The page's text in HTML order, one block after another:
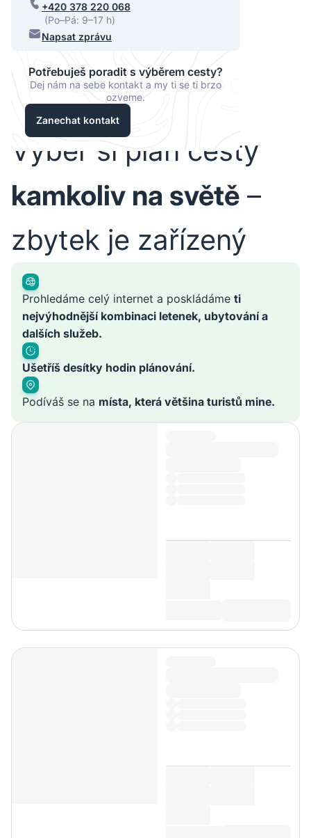
+420 378 220 068
(Po–Pá: 9–17 h)
Napsat zprávu
Potřebuješ poradit s výběrem cesty?
Dej nám na sebe kontakt a my ti se ti brzo
ozveme.
Zanechat kontakt
Vyber si plán cesty
kamkoliv na světě –
zbytek je zařízený
Prohledáme celý internet a poskládáme ti
nejvýhodnější kombinaci letenek, ubytování a
dalších služeb.
Ušetříš desítky hodin plánování.
Podíváš se na místa, která většina turistů mine.